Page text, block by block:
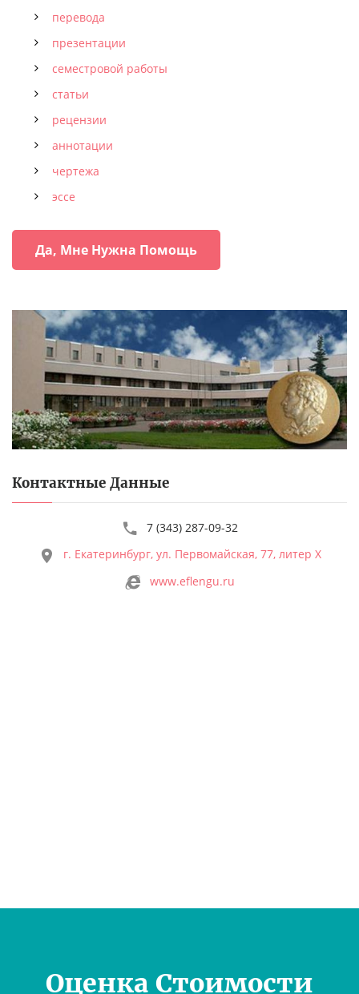
перевода
презентации
семестровой работы
статьи
рецензии
аннотации
чертежа
эссе
Да, Мне Нужна Помощь
Контактные Данные
7 (343) 287-09-32
г. Екатеринбург, ул. Первомайская, 77, литер Х
www.eflengu.ru
Оценка Стоимости